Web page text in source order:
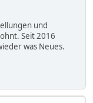
und
Seit 2016
was Neues.